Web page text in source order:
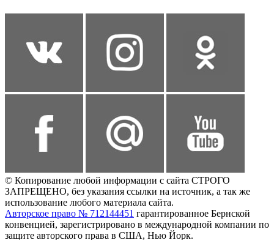
© Копирование любой информации с сайта СТРОГО
ЗАПРЕЩЕНО, без указания ссылки на источник, а так же
использование любого материала сайта.
Авторское право № 712144451 гарантированное Бернской
конвенцией, зарегистрировано в международной компании по
защите авторского права в США, Нью Йорк.